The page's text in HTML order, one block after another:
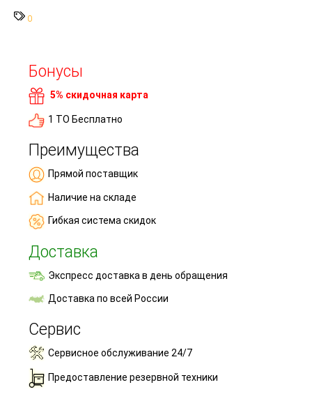
0
Бонусы
5% скидочная карта
1 ТО Бесплатно
Преимущества
Прямой поставщик
Наличие на складе
Гибкая система скидок
Доставка
Экспресс доставка в день обращения
Доставка по всей России
Сервис
Сервисное обслуживание 24/7
Предоставление резервной техники